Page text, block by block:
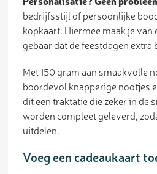
bedrijfsstijl of persoonlijke
kopkaart. Hiermee maak je van
gebaar dat de feestdagen extra
Met 150 gram aan smaakvolle
boordevol knapperige nootjes
dit een traktatie die zeker in de
worden compleet geleverd,
uitdelen.
Voeg een cadeaukaart